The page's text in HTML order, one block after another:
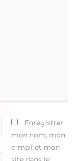
Enregistrer
mon nom, mon
e-mail et mon
site dans le